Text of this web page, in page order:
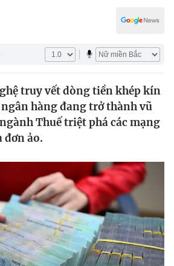
truy vết dòng tiền khép kín
hàng đang trở thành vũ
Thuế triệt phá các mạng
đơn ảo.